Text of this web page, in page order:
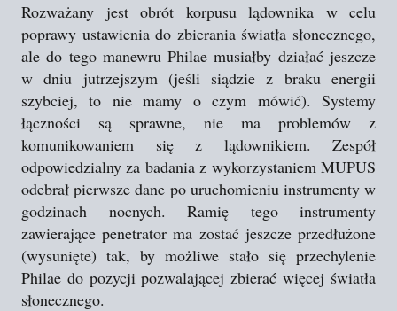
Rozważany jest obrót korpusu lądownika w celu
poprawy ustawienia do zbierania światła słonecznego,
ale do tego manewru Philae musiałby działać jeszcze
w dniu jutrzejszym (jeśli siądzie z braku energii
szybciej, to nie mamy o czym mówić). Systemy
łączności są sprawne, nie ma problemów z
komunikowaniem się z lądownikiem. Zespół
odpowiedzialny za badania z wykorzystaniem MUPUS
odebrał pierwsze dane po uruchomieniu instrumenty w
godzinach nocnych. Ramię tego instrumenty
zawierające penetrator ma zostać jeszcze przedłużone
(wysunięte) tak, by możliwe stało się przechylenie
Philae do pozycji pozwalającej zbierać więcej światła
słonecznego.